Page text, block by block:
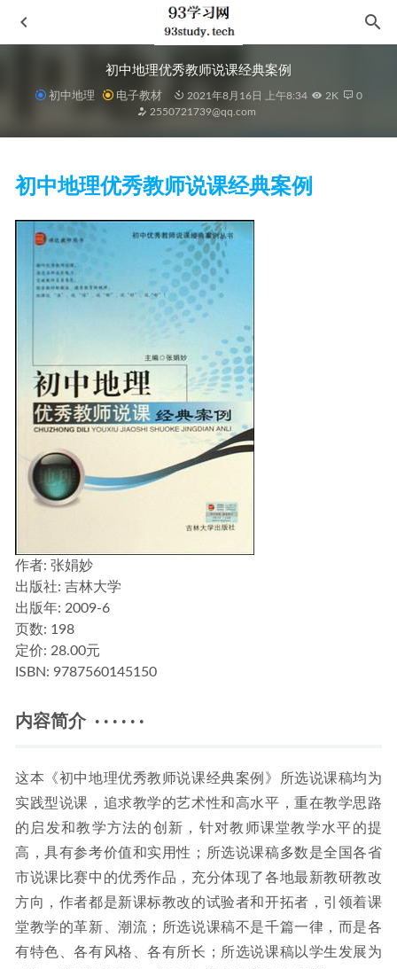
初中地理优秀教师说课经典案例
初中地理 电子教材 2021年8月16日 上午8:34 2K
0
2550721739@qq.com
初中地理优秀教师说课经典案例
作者: 张娟妙
出版社: 吉林大学
出版年: 2009-6
页数: 198
定价: 28.00元
ISBN: 9787560145150
内容简介 · · · · · ·
这本《初中地理优秀教师说课经典案例》所选说课稿均为
实践型说课，追求教学的艺术性和高水平，重在教学思路
的启发和教学方法的创新，针对教师课堂教学水平的提
高，具有参考价值和实用性；所选说课稿多数是全国各省
市说课比赛中的优秀作品，充分体现了各地最新教研教改
方向，作者都是新课标教改的试验者和开拓者，引领着课
堂教学的革新、潮流；所选说课稿不是千篇一律，而是各
有特色、各有风格、各有所长；所选说课稿以学生发展为
中国海洋经济发展报告(2018版2015-2018)/海洋经济蓝皮书
2021-10-25
后浪·传统文化大师经典（套装共4册）
2021-06-03